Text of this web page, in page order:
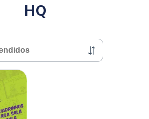
HQ